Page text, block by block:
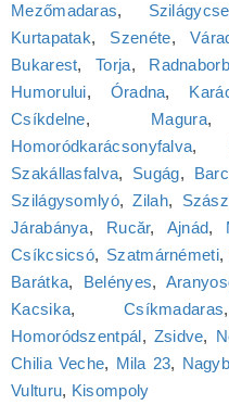
Mezőmadaras,
Kurtapatak, Szenéte,
Bukarest,Torja,
Humorului, Óradna,
Csíkdelne, Magura
Homoródkarácsonyfalva,
Szakállasfalva, Sugág,
Szilágysomlyó,Zilah,
Járabánya, Rucăr, Ajnád,
Csíkcsicsó, Szatmárnémeti,
Barátka, Belényes,
Kacsika, Csíkmadaras
Homoródszentpál, Zsidve,
Chilia Veche, Mila 23,
Vulturu, Kisompoly